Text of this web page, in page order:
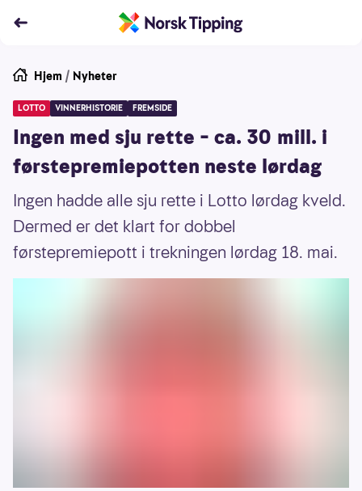
Hjem / Nyheter
LOTTO VINNERHISTORIE FREMSIDE
Ingen med sju rette – ca. 30 mill. i
førstepremiepotten neste lørdag
Ingen hadde alle sju rette i Lotto lørdag kveld.
Dermed er det klart for dobbel
førstepremiepott i trekningen lørdag 18. mai.